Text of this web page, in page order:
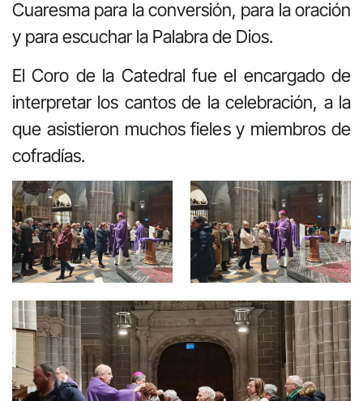
Cuaresma para la conversión, para la oración
y para escuchar la Palabra de Dios.
El Coro de la Catedral fue el encargado de
interpretar los cantos de la celebración, a la
que asistieron muchos fieles y miembros de
cofradías.